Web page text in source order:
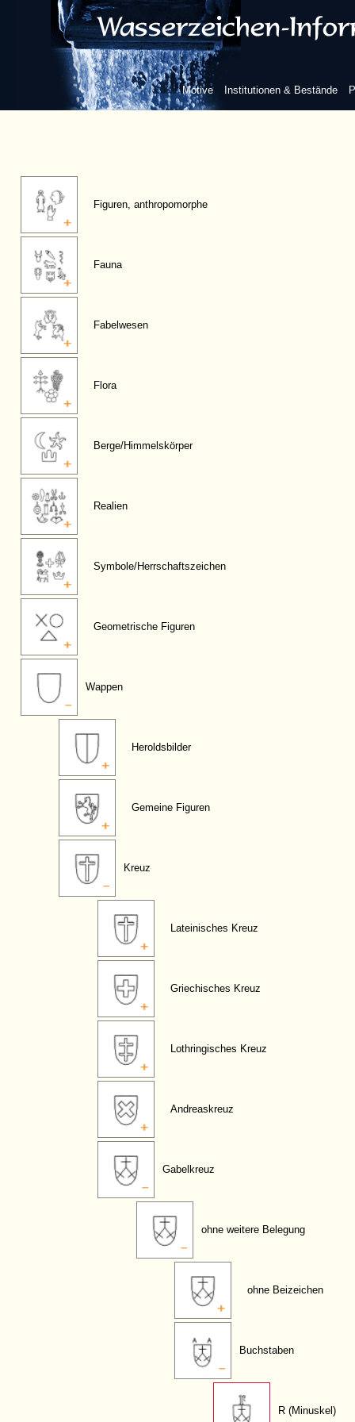
Motive Institutionen & Bestände
Figuren, anthropomorphe
Fauna
Fabelwesen
Flora
Berge/Himmelskörper
Realien
Symbole/Herrschaftszeichen
Geometrische Figuren
Wappen
Heroldsbilder
Gemeine Figuren
Kreuz
Lateinisches Kreuz
Griechisches Kreuz
Lothringisches Kreuz
Andreaskreuz
Gabelkreuz
ohne weitere Belegung
ohne Beizeichen
Buchstaben
R (Minuskel)